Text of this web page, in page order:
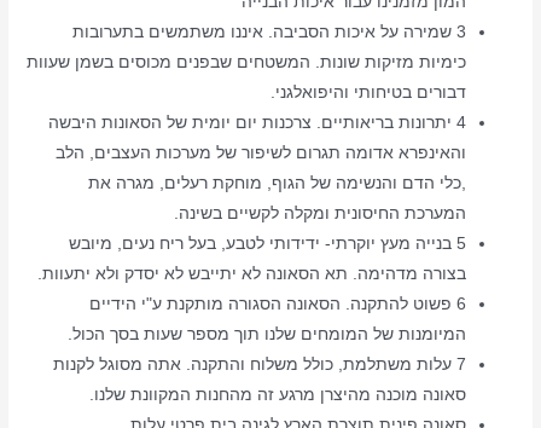
3 שמירה על איכות הסביבה. איננו משתמשים בתערובות
כימיות מזיקות שונות. המשטחים שבפנים מכוסים בשמן שעוות
דבורים בטיחותי והיפואלגני.
4 יתרונות בריאותיים. צרכנות יום יומית של הסאונות היבשה
והאינפרא אדומה תגרום לשיפור של מערכות העצבים, הלב
,כלי הדם והנשימה של הגוף, מוחקת רעלים, מגרה את
המערכת החיסונית ומקלה לקשיים בשינה.
5 בנייה מעץ יוקרתי- ידידותי לטבע, בעל ריח נעים, מיובש
בצורה מדהימה. תא הסאונה לא יתייבש לא יסדק ולא יתעוות.
6 פשוט להתקנה. הסאונה הסגורה מותקנת ע"י הידיים
המיומנות של המומחים שלנו תוך מספר שעות בסך הכול.
7 עלות משתלמת, כולל משלוח והתקנה. אתה מסוגל לקנות
סאונה מוכנה מהיצרן מרגע זה מהחנות המקוונת שלנו.